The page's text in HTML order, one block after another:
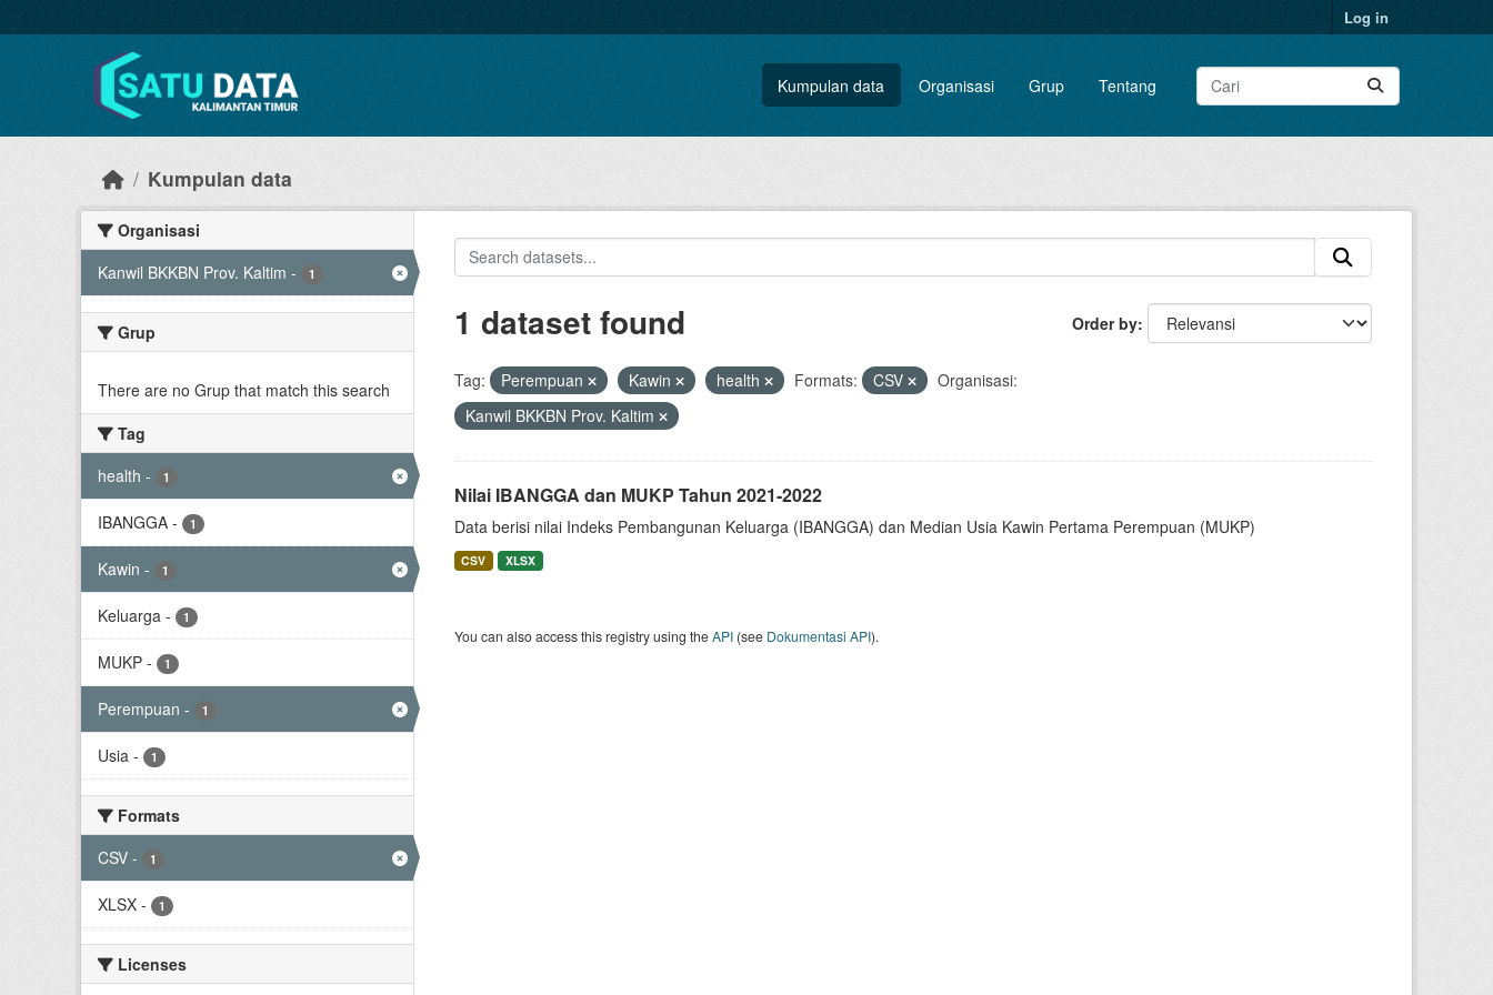
Log in
Kumpulan data Organisasi Grup Tentang
Kumpulan data
Organisasi
Kanwil BKKBN Prov. Kaltim - 1
Grup
There are no Grup that match this search
Tag
health - 1
IBANGGA - 1
Kawin - 1
Keluarga - 1
MUKP - 1
Perempuan - 1
Usia - 1
Formats
CSV - 1
XLSX - 1
Licenses
Order by
1 dataset found
Tag: Perempuan Kawin health Formats: CSV
Organisasi:
Kanwil BKKBN Prov. Kaltim
Nilai IBANGGA dan MUKP Tahun 2021-2022
Data berisi nilai Indeks Pembangunan Keluarga (IBANGGA) dan Median Usia Kawin Pertama Perempuan (MUKP)
CSV XLSX
You can also access this registry using theAPI(see Dokumentasi API).